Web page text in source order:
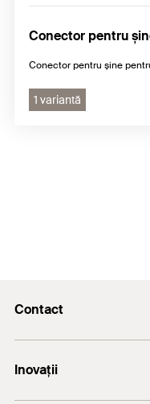
Conector pentru
Conector pentru șine
1 variantă
Contact
+(40) - 264 455.166
Inovații